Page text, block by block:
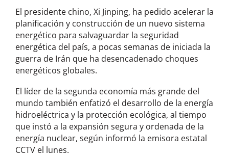
El presidente chino, Xi Jinping, ha pedido acelerar la
planificación y construcción de un nuevo sistema
energético para salvaguardar la seguridad
energética del país, a pocas semanas de iniciada la
guerra de Irán que ha desencadenado choques
energéticos globales.
El líder de la segunda economía más grande del
mundo también enfatizó el desarrollo de la energía
hidroeléctrica y la protección ecológica, al tiempo
que instó a la expansión segura y ordenada de la
energía nuclear, según informó la emisora estatal
CCTV el lunes.